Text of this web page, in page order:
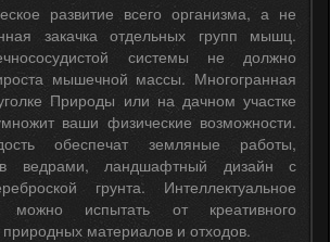
развитие всего организма, а не
закачка отдельных групп мышц.
системы не должно
мышечной массы. Многогранная
Природы или на дачном участке
ваши физические возможности.
обеспечат земляные работы,
ведрами, ландшафтный дизайн с
грунта. Интеллектуальное
можно испытать от креативного
природных материалов и отходов.